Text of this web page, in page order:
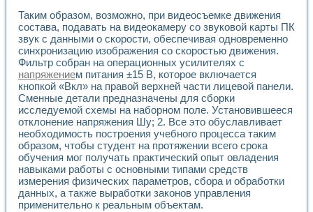
Обратный маятник
Устройство для изучения основ интерфейсов обмена по
Лабораторный практикум: изучение адиабатического
Стенд для исследования электрических переходных
Система статистической обработки результатов
Автоматизация лазерно-плазменных измерений с
Модельно-измерительный комплекс. Назначение. Состав.
Использование технологий NATIONAL INSTRUMENTS
Учебный практикум "Спектральный и корреляционный
Учебный стенд для исследования принципа действия
Оборудование и программное обеспечение учебных
Виртуальный лабораторный практикум для изучения
Управление роботом ТУР-10 средствами LabVIEW
Аппаратно-программный комплекс для исследования
Автоматизированный дистанционный лабораторный
Таким образом, возможно, при видеосъемке движения
состава, подавать на видеокамеру со звуковой карты ПК
звук с данными о скорости, обеспечивая одновременно
синхронизацию изображения со скоростью движения.
Фильтр собран на операционных усилителях с
напряжением питания ±15 В, которое включается
кнопкой «Вкл» на правой верхней части лицевой панели.
Сменные детали предназначены для сборки
исследуемой схемы на наборном поле. Установившееся
отклонение напряжения Шу; 2. Все это обуславливает
необходимость построения учебного процесса таким
образом, чтобы студент на протяжении всего срока
обучения мог получать практический опыт овладения
навыками работы с основными типами средств
измерения физических параметров, сбора и обработки
данных, а также выработки законов управления
применительно к реальным объектам.